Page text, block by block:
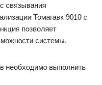
связывания
Томагавк 9010 с
позволяет
системы.
необходимо выполнить